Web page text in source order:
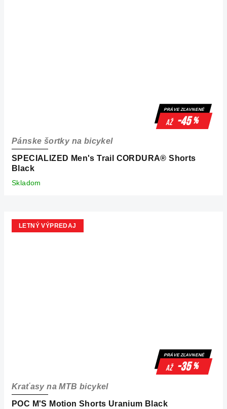
PRÁVE ZĽAVNENÉ
až -45%
SPECIALIZED Men's Trail CORDURA® Shorts
Black
Pánske šortky na bicykel
Skladom
LETNÝ VÝPREDAJ
PRÁVE ZĽAVNENÉ
až -35%
POC M'S Motion Shorts Uranium Black
Kraťasy na MTB bicykel